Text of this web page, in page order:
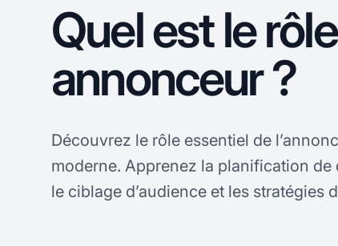
Quel est le
annonceur ?
Découvrez le rôle essentiel de
moderne. Apprenez la planification de
le ciblage d’audience et les stratégies